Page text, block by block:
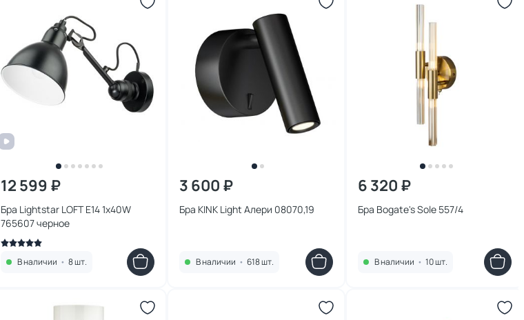
12 599 ₽
Бра Lightstar LOFT E14 1х40W
765607 черное
В наличии • 8 шт.
3 600 ₽
Бра KINK Light Алери 08070,19
В наличии • 618 шт.
6 320 ₽
Бра Bogate's Sole 557/4
В наличии • 10 шт.